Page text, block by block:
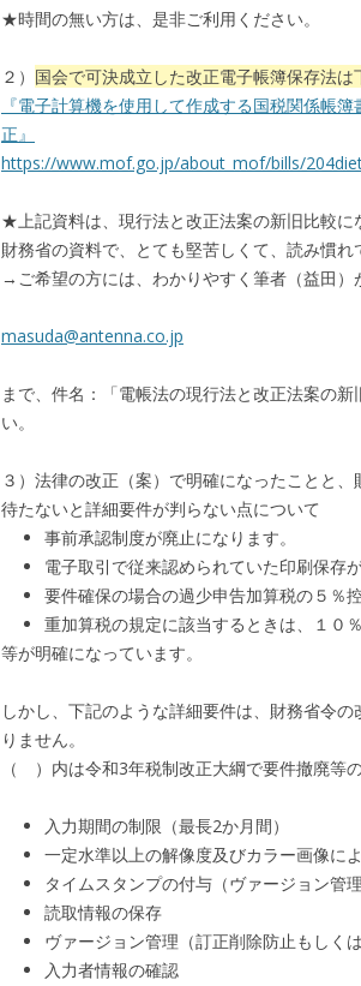
★時間の無い方は、是非ご利用ください。
２） 国会で可決成立した改正電子帳簿保存法は
『電子計算機を使用して作成する国税関係帳
正』
https://www.mof.go.jp/about_mof/bills/
★上記資料は、現行法と改正法案の新旧比較に
財務省の資料で、とても堅苦しくて、読み慣れ
→ご希望の方には、わかりやすく筆者（益田）
masuda@antenna.co.jp
まで、件名：「電帳法の現行法と改正法案の
い。
３）法律の改正（案）で明確になったことと
待たないと詳細要件が判らない点について
事前承認制度が廃止になります。
電子取引で従来認められていた印刷保存
要件確保の場合の過少申告加算税の５％控
重加算税の規定に該当するときは、１０
等が明確になっています。
しかし、下記のような詳細要件は、財務省令
りません。
（ ）内は令和3年税制改正大綱で要件撤廃等
入力期間の制限（最長2か月間）
一定水準以上の解像度及びカラー画像に
タイムスタンプの付与（ヴァージョン管
読取情報の保存
ヴァージョン管理（訂正削除防止もしく
入力者情報の確認